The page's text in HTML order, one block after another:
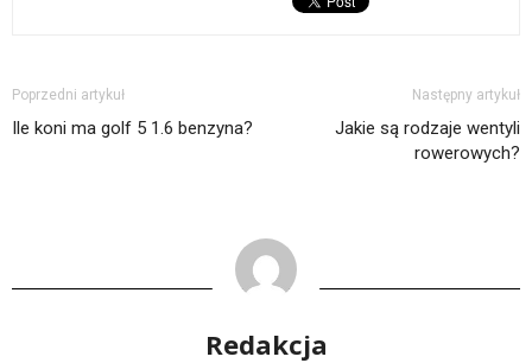
Poprzedni artykuł
Ile koni ma golf 5 1.6 benzyna?
Następny artykuł
Jakie są rodzaje wentyli
rowerowych?
Redakcja